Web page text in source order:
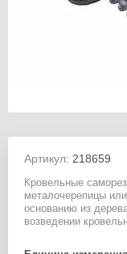
Артикул: 218659
Кровельные
металочерепицы
основанию из
возведении